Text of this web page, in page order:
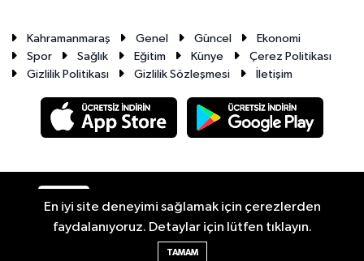
Kahramanmaraş Genel Güncel
Ekonomi
Spor
Sağlık Eğitim Künye
Çerez Politikası
Gizlilik Politikası
Gizlilik Sözleşmesi İletişim
Haber Yazılımı:
En iyi site deneyimi sağlamak için çerezlerden
faydalanıyoruz. Detaylar için lütfen tıklayın.
TAMAM